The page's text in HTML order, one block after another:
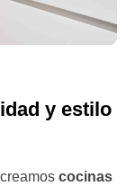
y estilo
cocinas